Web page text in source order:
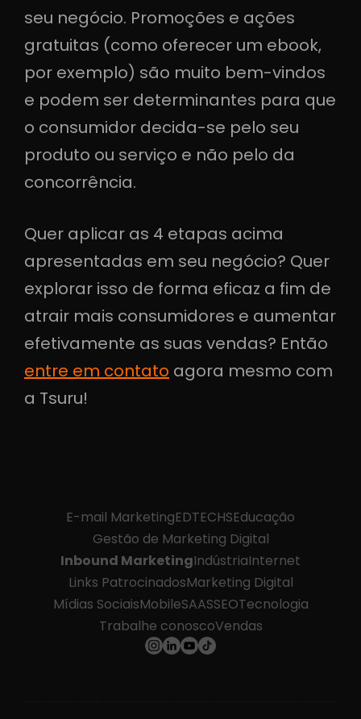
seu negócio. Promoções e ações
gratuitas (como oferecer um ebook,
por exemplo) são muito bem-vindos
e podem ser determinantes para que
o consumidor decida-se pelo seu
produto ou serviço e não pelo da
concorrência.
Quer aplicar as 4 etapas acima
apresentadas em seu negócio? Quer
explorar isso de forma eficaz a fim de
atrair mais consumidores e aumentar
efetivamente as suas vendas? Então
entre em contato agora mesmo com
a Tsuru!
E-mail MarketingEDTECHSEducação
Gestão de Marketing Digital
Inbound MarketingIndústriaInternet
Links PatrocinadosMarketing Digital
Mídias SociaisMobileSAASSEOTecnologia
Trabalhe conoscoVendas